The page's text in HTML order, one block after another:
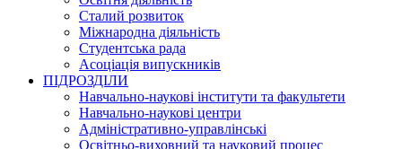
Сталий розвиток
Міжнародна діяльність
Студентська рада
Асоціація випускників
ПІДРОЗДІЛИ
Навчально-наукові інститути та факультети
Навчально-наукові центри
Адміністративно-управлінські
Освітньо-виховний та науковий процес